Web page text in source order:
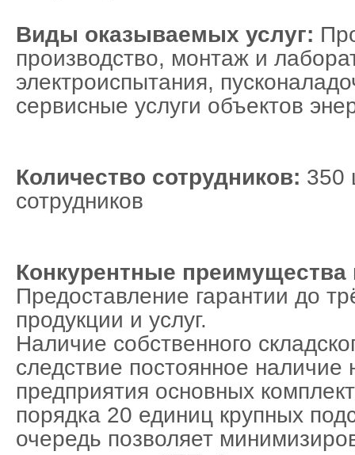
Виды оказываемых услуг:
производство, монтаж и
электроиспытания,
сервисные услуги объектов
Количество сотрудников: 350
сотрудников
Конкурентные преимущества
Предоставление гарантии до
продукции и услуг.
Наличие собственного
следствие постоянное наличие
предприятия основных
порядка 20 единиц крупных
очередь позволяет